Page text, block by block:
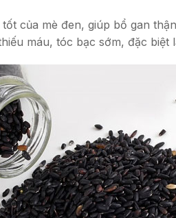
của mè đen, giúp bổ gan
máu, tóc bạc sớm, đặc biệt